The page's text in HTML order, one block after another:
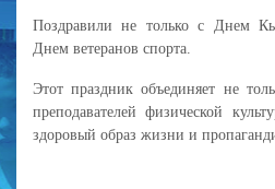
Поздравили не только с Днем
Днем ветеранов спорта.
Этот праздник объединяет не
преподавателей физической
здоровый образ жизни и